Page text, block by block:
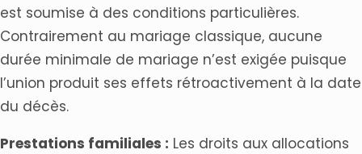
est soumise à des conditions particulières.
Contrairement au mariage classique, aucune
durée minimale de mariage n’est exigée puisque
l’union produit ses effets rétroactivement à la date
du décès.
Prestations familiales : Les droits aux allocations